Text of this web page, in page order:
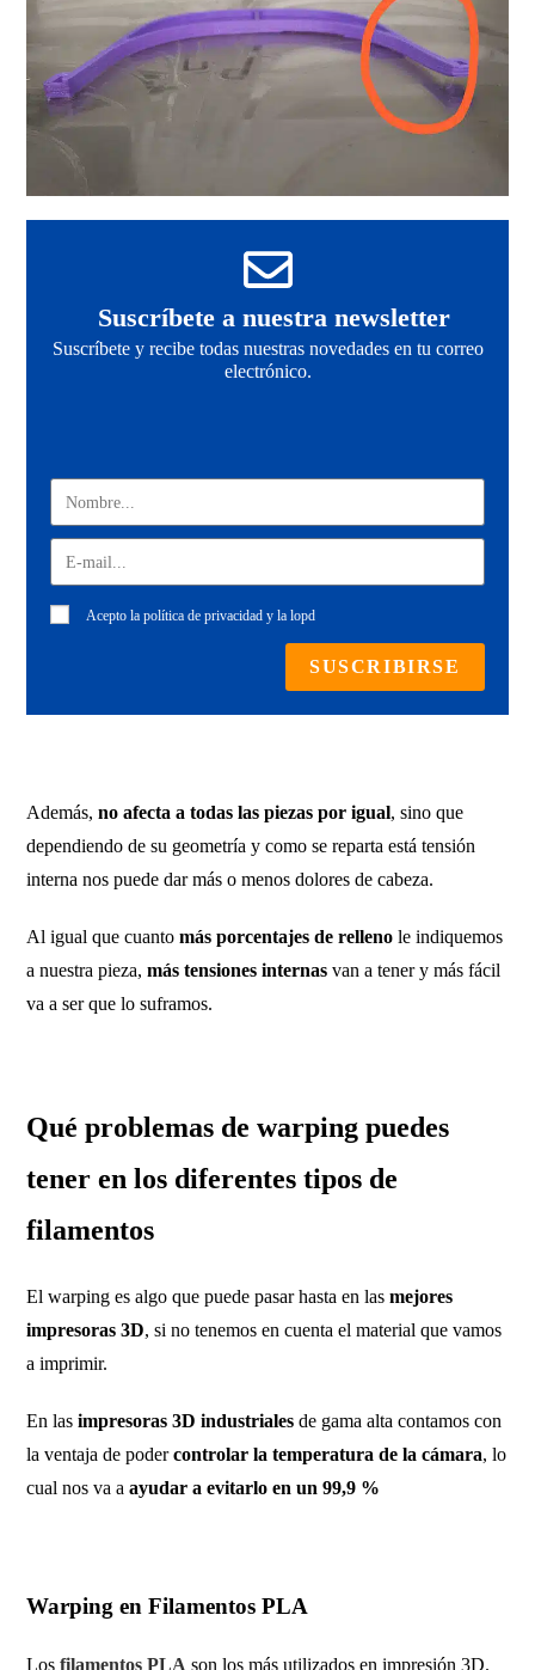
Suscríbete a nuestra newsletter
Suscríbete y recibe todas nuestras novedades en tu correo
electrónico.
Acepto lapolítica de privacidad y la lopd
SUSCRIBIRSE
Además,no afecta a todas las piezas por igual, sino que
dependiendo de su geometría y como se reparta está tensión
interna nos puede dar más o menos dolores de cabeza.
Al igual que cuantomás porcentajes de relleno le indiquemos
a nuestra pieza,más tensiones internas van a tener y más fácil
va a ser que lo suframos.
Qué problemas de warping puedes
tener en los diferentes tipos de
filamentos
El warping es algo que puede pasar hasta en lasmejores
impresoras 3D, si no tenemos en cuenta el material que vamos
a imprimir.
En lasimpresoras 3D industriales de gama alta contamos con
la ventaja de podercontrolar la temperatura de la cámara, lo
cual nos va aayudar a evitarlo en un 99,9 %
Warping en Filamentos PLA
Losfilamentos PLA son los más utilizados en impresión 3D.